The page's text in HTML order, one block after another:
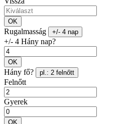
OK
Rugalmasság +/- 4 nap
+/- 4 Hány nap?
OK
Hány fő? pl.: 2 felnőtt
Felnőtt
Gyerek
OK